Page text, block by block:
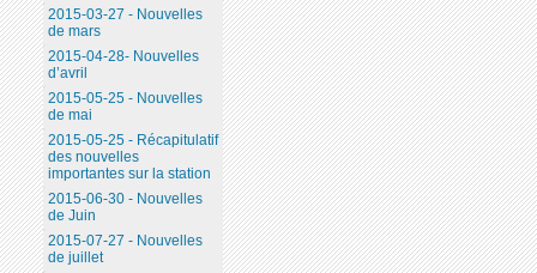
2015-03-27 - Nouvelles
de mars
2015-04-28- Nouvelles
d’avril
2015-05-25 - Nouvelles
de mai
2015-05-25 - Récapitulatif
des nouvelles
importantes sur la station
2015-06-30 - Nouvelles
de Juin
2015-07-27 - Nouvelles
de juillet